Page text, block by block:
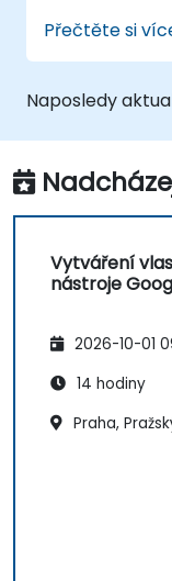
Aplikovat
složitých
Zvyšovat
různých
Přečtěte si
Naposledy
Vytváření
nástroje
2026-10-01
14 hodiny
Praha,